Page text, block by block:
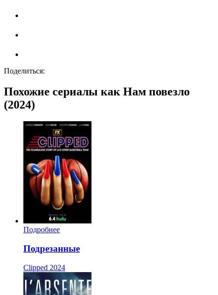
Поделиться:
Похожие сериалы как Нам повезло
(2024)
Подробнее
Подрезанные
Clipped 2024